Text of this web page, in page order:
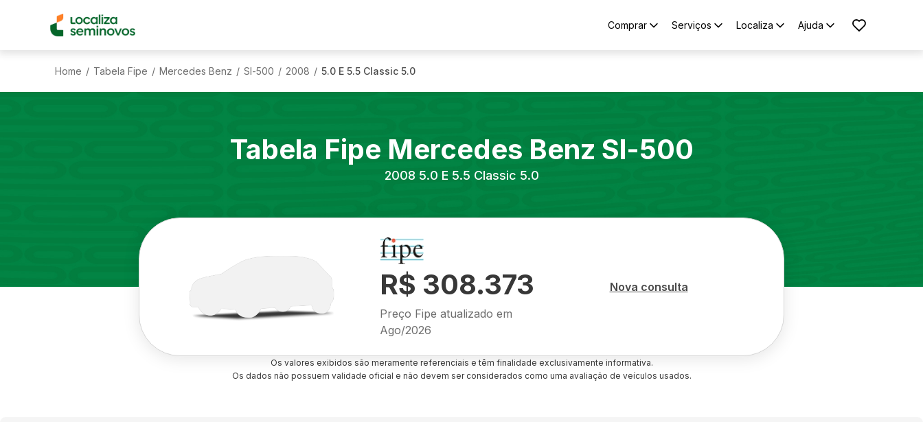
Comprar Serviços Localiza Ajuda
Home / Tabela Fipe / Mercedes Benz / Sl-500 / 2008 / 5.0 E 5.5 Classic 5.0
Tabela Fipe Mercedes Benz Sl-500
2008 5.0 E 5.5 Classic 5.0
R$ 308.373
Preço Fipe atualizado em
Ago/2026
Nova consulta
Os valores exibidos são meramente referenciais e têm finalidade exclusivamente informativa.
Os dados não possuem validade oficial e não devem ser considerados como uma avaliação de veículos usados.